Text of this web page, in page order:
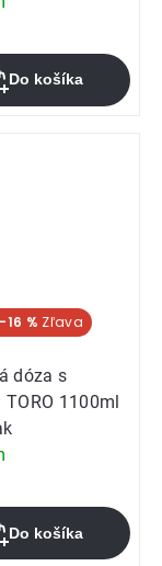
Do košíka
%
dóza s
1100ml
Do košíka